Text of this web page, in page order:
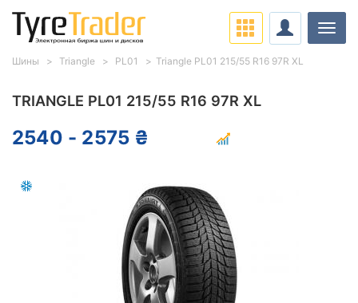
TRIANGLE PL01 215/55 R16 97R XL
2540 - 2575 ₴
Шины Triangle PL01 Triangle PL01 215/55 R16 97R XL